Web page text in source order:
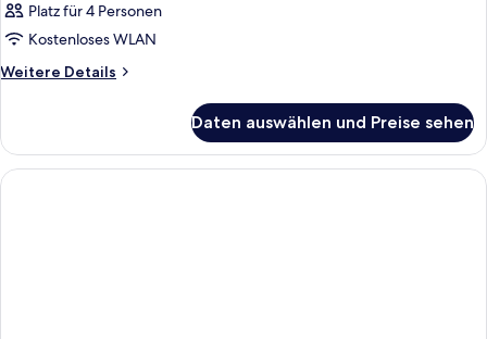
Platz für 4 Personen
Kostenloses WLAN
Weitere Details
Weitere
Daten auswählen und Preise sehen